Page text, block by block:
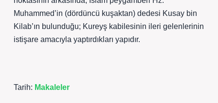
Muhammed’in (dördüncü kuşaktan) dedesi Kusay bin
Kilab’ın bulunduğu; Kureyş kabilesinin ileri gelenlerinin
istişare amacıyla yaptırdıkları yapıdır.
Tarih: Makaleler